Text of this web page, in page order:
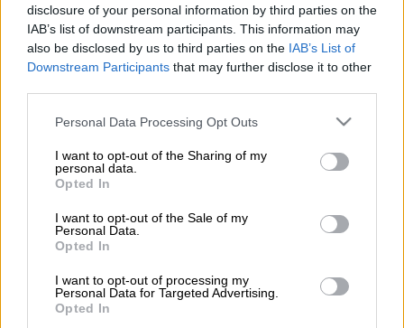
disclosure of your personal information by third parties on the
IAB’s list of downstream participants. This information may
also be disclosed by us to third parties on the IAB’s List of
Downstream Participants that may further disclose it to other
Please note that this website/app uses one or more Google
not limited to your visit or usage behaviour. You may click to
grant or deny consent to Google and its third-party tags to
use your data for below specified purposes in below Google
consent section.
Personal Data Processing Opt Outs
I want to opt-out of the Sharing of my
personal data.
Opted In
I want to opt-out of the Sale of my
Personal Data.
Opted In
I want to opt-out of processing my
Personal Data for Targeted Advertising.
Opted In
25' 6
Υλικά
3/4 του φλιτζανιού ρύζι γλασέ
2 φλιτζάνια νερό
1/2 κουταλάκι του γλυκού αλάτι
5 φλιτζάνια φρέσκο γάλα
1 μπαστουνάκι βανίλια σχισμένο
κατά μήκος στη μέση